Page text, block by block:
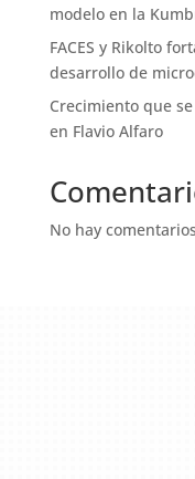
modelo en la
FACES y Rikolto
desarrollo de
Crecimiento que
en Flavio Alfaro
No hay